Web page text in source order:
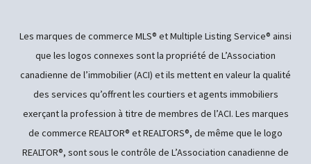
Les marques de commerce MLS® et Multiple Listing Service® ainsi
que les logos connexes sont la propriété de L’Association
canadienne de l’immobilier (ACI) et ils mettent en valeur la qualité
des services qu’offrent les courtiers et agents immobiliers
exerçant la profession à titre de membres de l’ACI. Les marques
de commerce REALTOR® et REALTORS®, de même que le logo
REALTOR®, sont sous le contrôle de L’Association canadienne de